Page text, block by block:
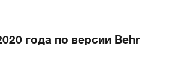
года по версии Behr